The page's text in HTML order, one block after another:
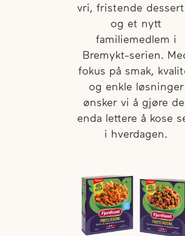
vri, fristende
og et nytt
familiemedlem i
Bremykt-serien.
fokus på smak,
og enkle løsninger
ønsker vi å gjøre
enda lettere å kose
i hverdagen.